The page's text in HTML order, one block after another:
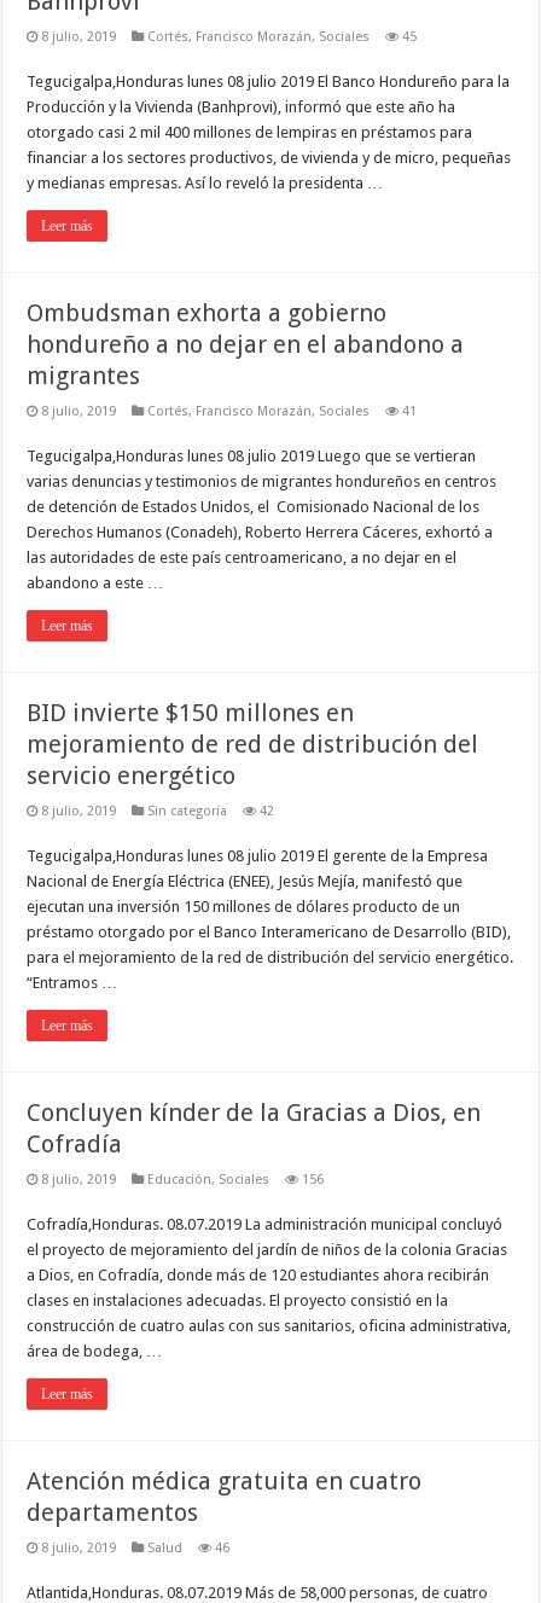
8 julio, 2019 Cortés, Francisco Morazán, Sociales 45
Tegucigalpa,Honduras lunes 08 julio 2019 El Banco Hondureño para la
Producción y la Vivienda (Banhprovi), informó que este año ha
otorgado casi 2 mil 400 millones de lempiras en préstamos para
financiar a los sectores productivos, de vivienda y de micro, pequeñas
y medianas empresas. Así lo reveló la presidenta …
Leer más
Ombudsman exhorta a gobierno
hondureño a no dejar en el abandono a
migrantes
8 julio, 2019 Cortés, Francisco Morazán, Sociales 41
Tegucigalpa,Honduras lunes 08 julio 2019 Luego que se vertieran
varias denuncias y testimonios de migrantes hondureños en centros
de detención de Estados Unidos, el Comisionado Nacional de los
Derechos Humanos (Conadeh), Roberto Herrera Cáceres, exhortó a
las autoridades de este país centroamericano, a no dejar en el
abandono a este …
Leer más
BID invierte $150 millones en
mejoramiento de red de distribución del
servicio energético
8 julio, 2019 Sin categoría 42
Tegucigalpa,Honduras lunes 08 julio 2019 El gerente de la Empresa
Nacional de Energía Eléctrica (ENEE), Jesús Mejía, manifestó que
ejecutan una inversión 150 millones de dólares producto de un
préstamo otorgado por el Banco Interamericano de Desarrollo (BID),
para el mejoramiento de la red de distribución del servicio energético.
“Entramos …
Leer más
Concluyen kínder de la Gracias a Dios, en
Cofradía
8 julio, 2019 Educación, Sociales 156
Cofradía,Honduras. 08.07.2019 La administración municipal concluyó
el proyecto de mejoramiento del jardín de niños de la colonia Gracias
a Dios, en Cofradía, donde más de 120 estudiantes ahora recibirán
clases en instalaciones adecuadas. El proyecto consistió en la
construcción de cuatro aulas con sus sanitarios, oficina administrativa,
área de bodega, …
Leer más
Atención médica gratuita en cuatro
departamentos
8 julio, 2019 Salud 46
Atlantida,Honduras. 08.07.2019 Más de 58,000 personas, de cuatro